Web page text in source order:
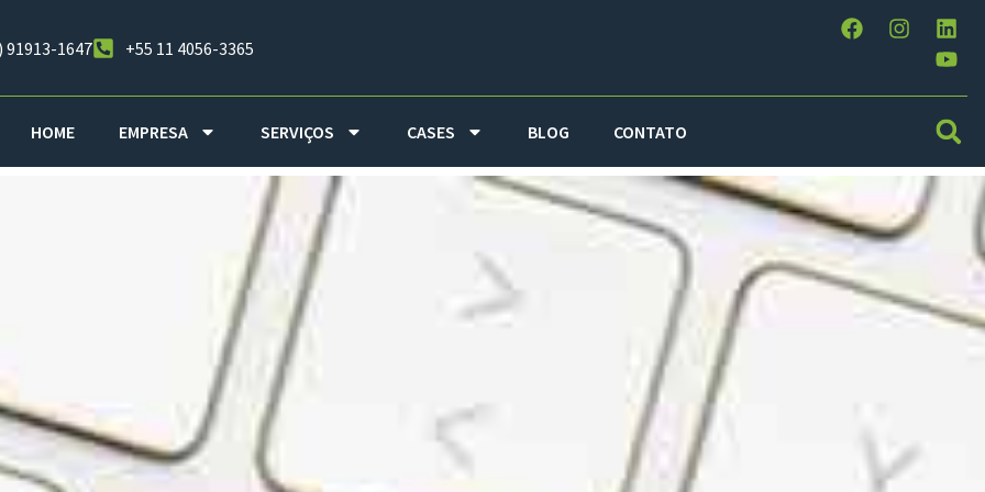
91913-1647 +55 11 4056-3365
HOME EMPRESA SERVIÇOS CASES BLOG CONTATO